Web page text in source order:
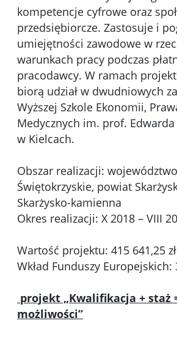
kompetencje cyfrowe oraz
przedsiębiorcze. Zastosuje i
umiejętności zawodowe w
warunkach pracy podczas
pracodawcy. W ramach
biorą udział w dwudniowych
Wyższej Szkole Ekonomii,
Medycznych im. prof.
w Kielcach.
Obszar realizacji: województwo
Świętokrzyskie, powiat
Skarżysko-kamienna
Okres realizacji: X 2018 – VIII
Wartość projektu: 415 641,25 zł
Wkład Funduszy Europejskich:
projekt „Kwalifikacja + staż
możliwości”